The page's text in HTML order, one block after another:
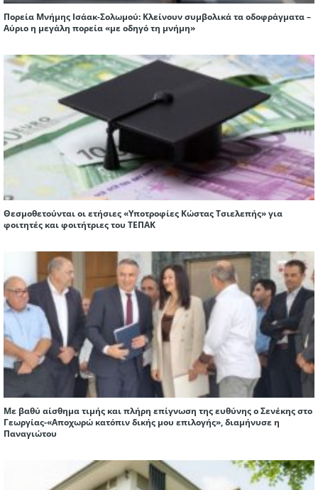
Πορεία Μνήμης Ισάακ-Σολωμού: Κλείνουν συμβολικά τα οδοφράγματα –
Αύριο η μεγάλη πορεία «με οδηγό τη μνήμη»
Θεσμοθετούνται οι ετήσιες «Υποτροφίες Κώστας Τσιελεπής» για
φοιτητές και φοιτήτριες του ΤΕΠΑΚ
Με βαθύ αίσθημα τιμής και πλήρη επίγνωση της ευθύνης ο Σενέκης στο
Γεωργίας-«Αποχωρώ κατόπιν δικής μου επιλογής», διαμήνυσε η
Παναγιώτου